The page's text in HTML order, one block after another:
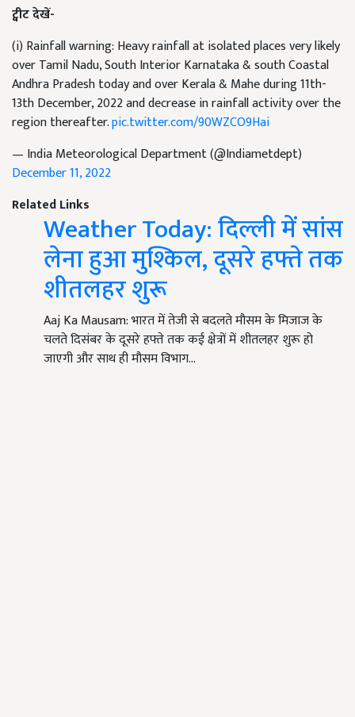
ट्वीट देखें-
(i) Rainfall warning: Heavy rainfall at isolated places very likely
over Tamil Nadu, South Interior Karnataka & south Coastal
Andhra Pradesh today and over Kerala & Mahe during 11th-
13th December, 2022 and decrease in rainfall activity over the
region thereafter.pic.twitter.com/90WZCO9Hai
— India Meteorological Department (@Indiametdept)
December 11, 2022
Related Links
Weather Today: दिल्ली में सांस
लेना हुआ मुश्किल, दूसरे हफ्ते तक
शीतलहर शुरू
Aaj Ka Mausam: भारत में तेजी से बदलते मौसम के मिजाज के
चलते दिसंबर के दूसरे हफ्ते तक कई क्षेत्रों में शीतलहर शुरू हो
जाएगी और साथ ही मौसम विभाग…